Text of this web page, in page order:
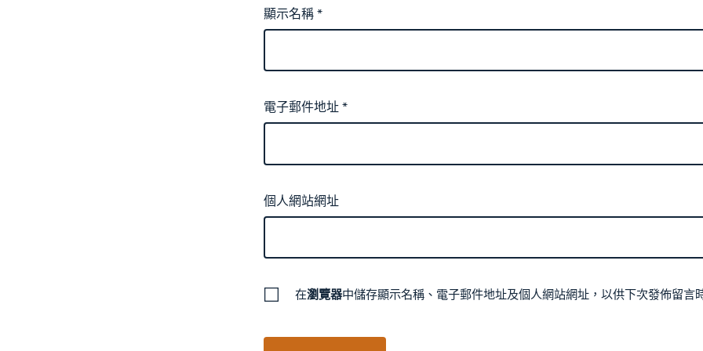
顯示名稱*
電子郵件地址*
個人網站網址
在瀏覽器中儲存顯示名稱、電子郵件地址及個人網站網址，以供下次發佈留言